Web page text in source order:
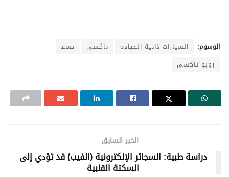
الوسوم: السيارات ذاتية القيادة تاكسي
تسلا
روبو تاكسي
الخبر السابق
دراسة طبية: السجائر الإلكترونية (الفيب) قد تؤدي إلى
السكتة القلبية